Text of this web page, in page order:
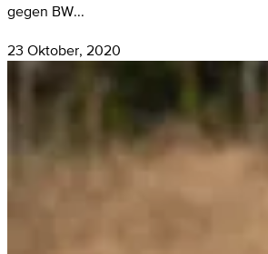
gegen BW...
23 Oktober, 2020